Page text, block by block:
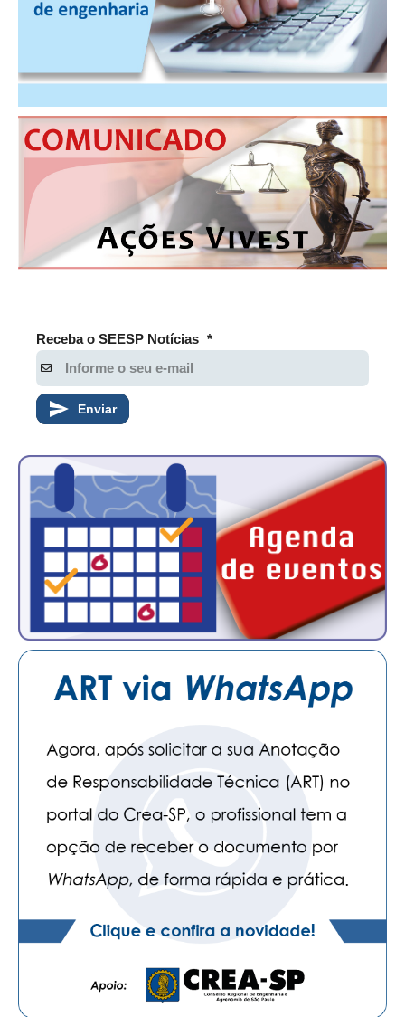
JORNAL DO ENGENHEIRO
NOTÍCIAS NO WHATSAPP
FOTOS
PUBLICIDADE
CONTATO
CADASTRO
ATUALIZAÇÃO CADASTRAL
NÚCLEO JOVEM
Receba o SEESP Notícias *
Enviar